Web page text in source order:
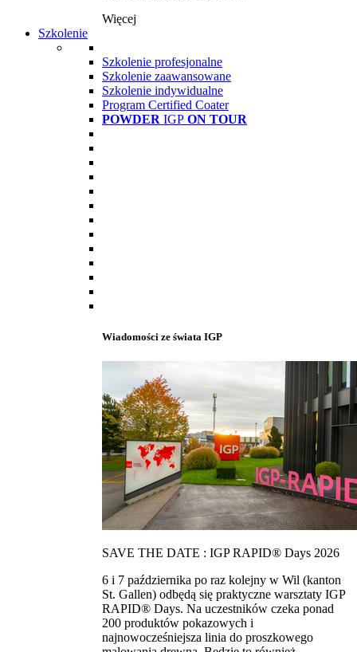
Więcej
Szkolenie
Szkolenie profesjonalne
Szkolenie zaawansowane
Szkolenie indywidualne
Program Certified Coater
POWDER IGP ON TOUR
Wiadomości ze świata IGP
SAVE THE DATE : IGP RAPID® Days 2026
6 i 7 października po raz kolejny w Wil (kanton
St. Gallen) odbędą się praktyczne warsztaty IGP
RAPID® Days. Na uczestników czeka ponad
200 produktów pokazowych i
najnowocześniejsza linia do proszkowego